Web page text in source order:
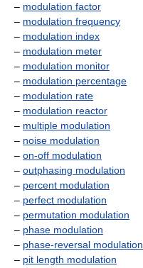
– modulation factor
– modulation frequency
– modulation index
– modulation meter
– modulation monitor
– modulation percentage
– modulation rate
– modulation reactor
– multiple modulation
– noise modulation
– on-off modulation
– outphasing modulation
– percent modulation
– perfect modulation
– permutation modulation
– phase modulation
– phase-reversal modulation
– pit length modulation